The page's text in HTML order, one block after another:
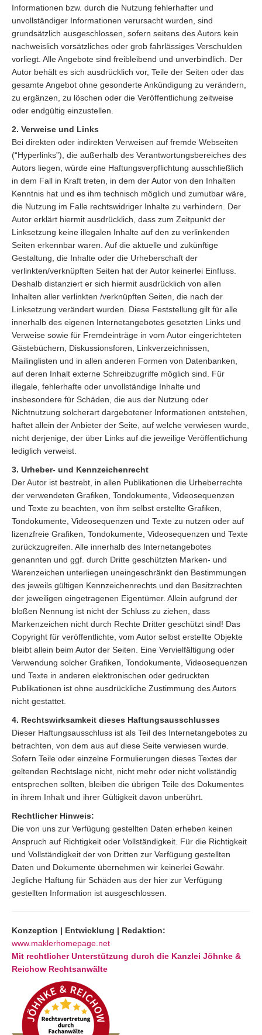
Informationen bzw. durch die Nutzung fehlerhafter und
unvollständiger Informationen verursacht wurden, sind
grundsätzlich ausgeschlossen, sofern seitens des Autors kein
nachweislich vorsätzliches oder grob fahrlässiges Verschulden
vorliegt. Alle Angebote sind freibleibend und unverbindlich. Der
Autor behält es sich ausdrücklich vor, Teile der Seiten oder das
gesamte Angebot ohne gesonderte Ankündigung zu verändern,
zu ergänzen, zu löschen oder die Veröffentlichung zeitweise
oder endgültig einzustellen.
2. Verweise und Links
Bei direkten oder indirekten Verweisen auf fremde Webseiten
(“Hyperlinks”), die außerhalb des Verantwortungsbereiches des
Autors liegen, würde eine Haftungsverpflichtung ausschließlich
in dem Fall in Kraft treten, in dem der Autor von den Inhalten
Kenntnis hat und es ihm technisch möglich und zumutbar wäre,
die Nutzung im Falle rechtswidriger Inhalte zu verhindern. Der
Autor erklärt hiermit ausdrücklich, dass zum Zeitpunkt der
Linksetzung keine illegalen Inhalte auf den zu verlinkenden
Seiten erkennbar waren. Auf die aktuelle und zukünftige
Gestaltung, die Inhalte oder die Urheberschaft der
verlinkten/verknüpften Seiten hat der Autor keinerlei Einfluss.
Deshalb distanziert er sich hiermit ausdrücklich von allen
Inhalten aller verlinkten /verknüpften Seiten, die nach der
Linksetzung verändert wurden. Diese Feststellung gilt für alle
innerhalb des eigenen Internetangebotes gesetzten Links und
Verweise sowie für Fremdeinträge in vom Autor eingerichteten
Gästebüchern, Diskussionsforen, Linkverzeichnissen,
Mailinglisten und in allen anderen Formen von Datenbanken,
auf deren Inhalt externe Schreibzugriffe möglich sind. Für
illegale, fehlerhafte oder unvollständige Inhalte und
insbesondere für Schäden, die aus der Nutzung oder
Nichtnutzung solcherart dargebotener Informationen entstehen,
haftet allein der Anbieter der Seite, auf welche verwiesen wurde,
nicht derjenige, der über Links auf die jeweilige Veröffentlichung
lediglich verweist.
3. Urheber- und Kennzeichenrecht
Der Autor ist bestrebt, in allen Publikationen die Urheberrechte
der verwendeten Grafiken, Tondokumente, Videosequenzen
und Texte zu beachten, von ihm selbst erstellte Grafiken,
Tondokumente, Videosequenzen und Texte zu nutzen oder auf
lizenzfreie Grafiken, Tondokumente, Videosequenzen und Texte
zurückzugreifen. Alle innerhalb des Internetangebotes
genannten und ggf. durch Dritte geschützten Marken- und
Warenzeichen unterliegen uneingeschränkt den Bestimmungen
des jeweils gültigen Kennzeichenrechts und den Besitzrechten
der jeweiligen eingetragenen Eigentümer. Allein aufgrund der
bloßen Nennung ist nicht der Schluss zu ziehen, dass
Markenzeichen nicht durch Rechte Dritter geschützt sind! Das
Copyright für veröffentlichte, vom Autor selbst erstellte Objekte
bleibt allein beim Autor der Seiten. Eine Vervielfältigung oder
Verwendung solcher Grafiken, Tondokumente, Videosequenzen
und Texte in anderen elektronischen oder gedruckten
Publikationen ist ohne ausdrückliche Zustimmung des Autors
nicht gestattet.
4. Rechtswirksamkeit dieses Haftungsausschlusses
Dieser Haftungsausschluss ist als Teil des Internetangebotes zu
betrachten, von dem aus auf diese Seite verwiesen wurde.
Sofern Teile oder einzelne Formulierungen dieses Textes der
geltenden Rechtslage nicht, nicht mehr oder nicht vollständig
entsprechen sollten, bleiben die übrigen Teile des Dokumentes
in ihrem Inhalt und ihrer Gültigkeit davon unberührt.
Rechtlicher Hinweis:
Die von uns zur Verfügung gestellten Daten erheben keinen
Anspruch auf Richtigkeit oder Vollständigkeit. Für die Richtigkeit
und Vollständigkeit der von Dritten zur Verfügung gestellten
Daten und Dokumente übernehmen wir keinerlei Gewähr.
Jegliche Haftung für Schäden aus der hier zur Verfügung
gestellten Information ist ausgeschlossen.
Konzeption | Entwicklung | Redaktion:
www.maklerhomepage.net
Mit rechtlicher Unterstützung durch die Kanzlei Jöhnke &
Reichow Rechtsanwälte